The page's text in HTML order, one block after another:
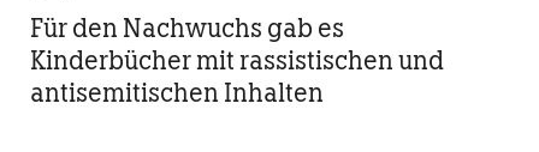
Für den Nachwuchs gab es
Kinderbücher mit rassistischen und
antisemitischen Inhalten